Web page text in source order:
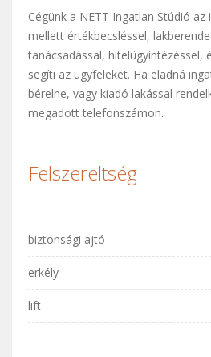
Cégünk a NETT Ingatlan Stúdió
mellett értékbecsléssel,
tanácsadással, hitelügyintézéssel,
segíti az ügyfeleket. Ha eladná
bérelne, vagy kiadó lakással
megadott telefonszámon.
Felszereltség
biztonsági ajtó
erkély
lift